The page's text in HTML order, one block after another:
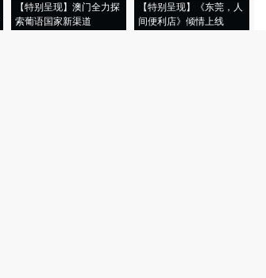
【特别呈现】澳门全力探
索葡语国家新渠道
【特别呈现】《东莞，人
间便利店》倾情上线